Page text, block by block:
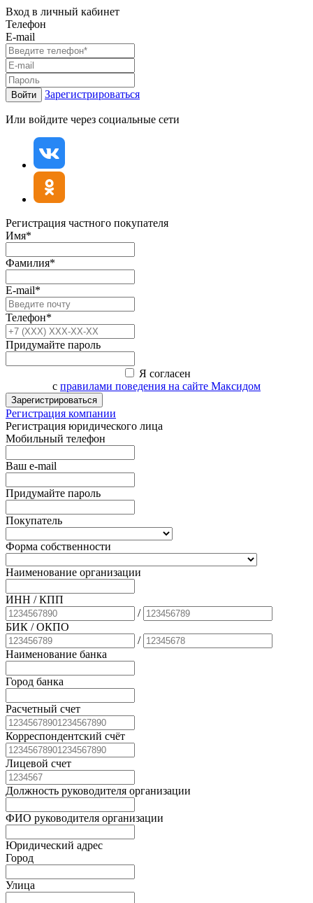
Вход в личный кабинет
Телефон
E-mail
Войти Зарегистрироваться
Или войдите через социальные сети
Регистрация частного покупателя
Имя*
Фамилия*
E-mail*
Телефон*
Придумайте пароль
Я согласен
с правилами поведения на сайте Максидом
Зарегистрироваться
Регистрация компании
Регистрация юридического лица
Мобильный телефон
Ваш e-mail
Придумайте пароль
Покупатель
Форма собственности
Наименование организации
ИНН / КПП
/
БИК / ОКПО
/
Наименование банка
Город банка
Расчетный счет
Корреспондентский счёт
Лицевой счет
Должность руководителя организации
ФИО руководителя организации
Юридический адрес
Город
Улица